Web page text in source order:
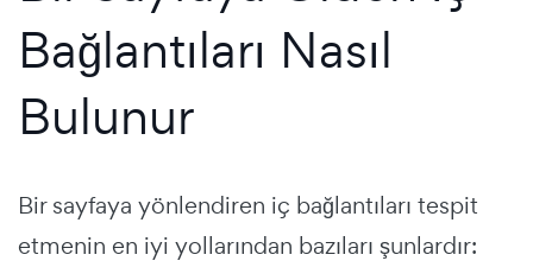
Bağlantıları Nasıl
Bulunur
Bir sayfaya yönlendiren iç bağlantıları tespit
etmenin en iyi yollarından bazıları şunlardır: